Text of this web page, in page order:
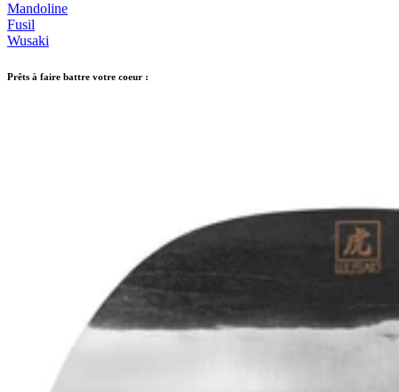
Mandoline
Fusil
Wusaki
Prêts à faire battre votre coeur :